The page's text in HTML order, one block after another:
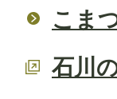
こま
石川